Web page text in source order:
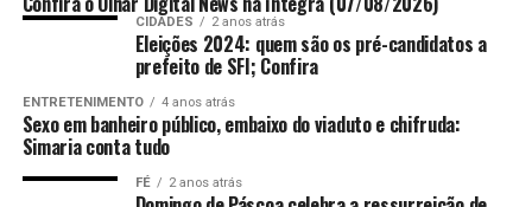
Comunicação ALES Por Redação web Ales,
com informações da assessoria de imprensa e
edição deNicolle Expósito
Costa/Arquivo Ales
CIDADES 2 anos atrás
Eleições 2024: quem são os pré-candidatos a
prefeito de SFI; Confira
ENTRETENIMENTO 4 anos atrás
Sexo em banheiro público, embaixo do viaduto e chifruda:
Simaria conta tudo
FÉ 2 anos atrás